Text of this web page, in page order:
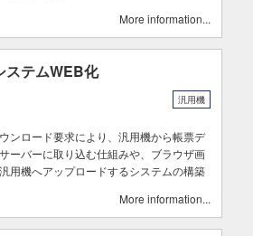
More information
テムWEB化
汎用機
ンロード要求により、汎用機から帳票デ
ーバーに取り込む仕組みや、ブラウザ画
用機へアップロードするシステムの構築
More information